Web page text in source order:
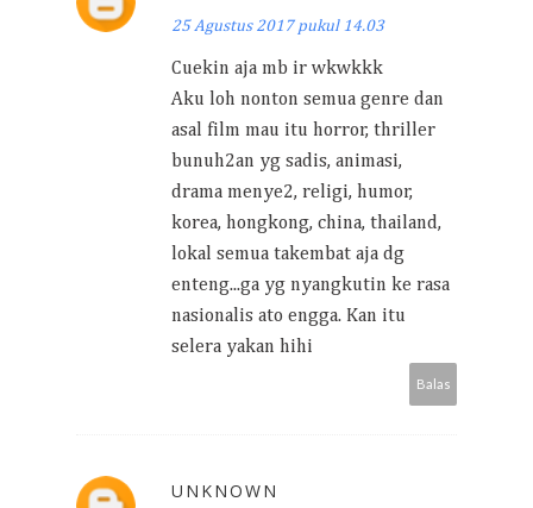
25 Agustus 2017 pukul 14.03
Cuekin aja mb ir wkwkkk
Aku loh nonton semua genre dan
asal film mau itu horror, thriller
bunuh2an yg sadis, animasi,
drama menye2, religi, humor,
korea, hongkong, china, thailand,
lokal semua takembat aja dg
enteng...ga yg nyangkutin ke rasa
nasionalis ato engga. Kan itu
selera yakan hihi
Balas
UNKNOWN